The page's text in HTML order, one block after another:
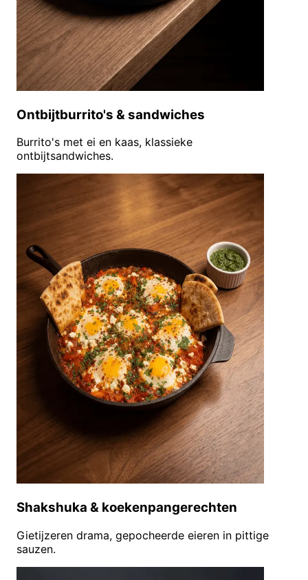
Ontbijtburrito's & sandwiches
Burrito's met ei en kaas, klassieke
ontbijtsandwiches.
Shakshuka & koekenpangerechten
Gietijzeren drama, gepocheerde eieren in pittige
sauzen.